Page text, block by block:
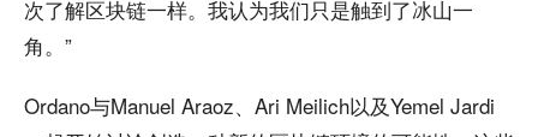
次了解区块链一样。我认为我们只是触到了冰山一
角。”
Ordano与Manuel Araoz、Ari Meilich以及Yemel Jardi